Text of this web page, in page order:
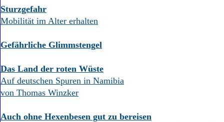
Sturzgefahr
Mobilität im Alter erhalten
Gefährliche Glimmstengel
Das Land der roten Wüste
Auf deutschen Spuren in Namibia
von Thomas Winzker
Auch ohne Hexenbesen gut zu bereisen